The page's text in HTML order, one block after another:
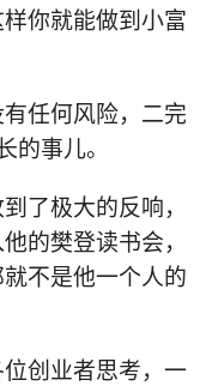
你就能做到小富
任何风险，二完
的事儿。
了极大的反响，
的樊登读书会，
不是他一个人的
创业者思考，一